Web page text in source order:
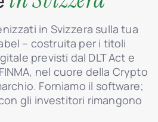
in Svizzera sulla tua
– costruita per i titoli
previsti dal DLT Act e
nel cuore della Crypto
Forniamo il software;
gli investitori rimangono